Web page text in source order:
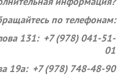
по телефонам:
131: +7 (978) 041-51-
01
19а: +7 (978) 748-48-90